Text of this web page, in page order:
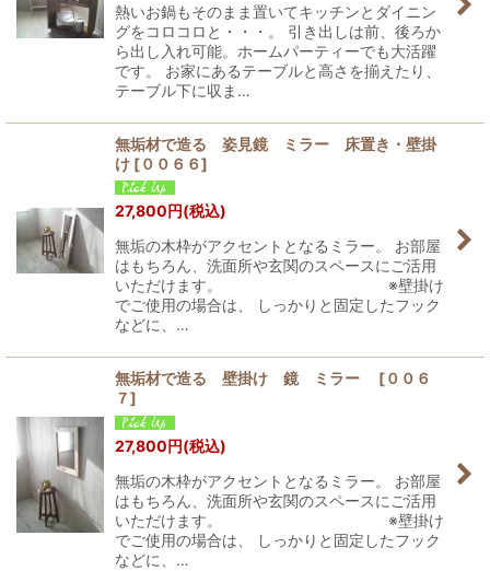
熱いお鍋もそのまま置いてキッチンとダイニン
グをコロコロと・・・。 引き出しは前、後ろか
ら出し入れ可能。ホームパーティーでも大活躍
です。 お家にあるテーブルと高さを揃えたり、
テーブル下に収ま…
無垢材で造る 姿見鏡 ミラー 床置き・壁掛
け [００６６]
27,800円(税込)
無垢の木枠がアクセントとなるミラー。 お部屋
はもちろん、洗面所や玄関のスペースにご活用
いただけます。 ※壁掛け
でご使用の場合は、 しっかりと固定したフック
などに、…
無垢材で造る 壁掛け 鏡 ミラー [００６
７]
27,800円(税込)
無垢の木枠がアクセントとなるミラー。 お部屋
はもちろん、洗面所や玄関のスペースにご活用
いただけます。 ※壁掛け
でご使用の場合は、 しっかりと固定したフック
などに、…